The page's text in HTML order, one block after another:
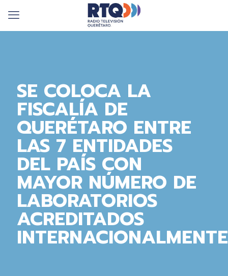
SE COLOCA LA
FISCALÍA DE
QUERÉTARO ENTRE
LAS 7 ENTIDADES
DEL PAÍS CON
MAYOR NÚMERO DE
LABORATORIOS
ACREDITADOS